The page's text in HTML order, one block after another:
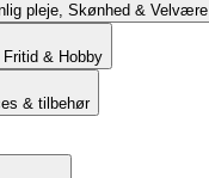
pleje, Skønhed & Velvære
& Hobby
& tilbehør